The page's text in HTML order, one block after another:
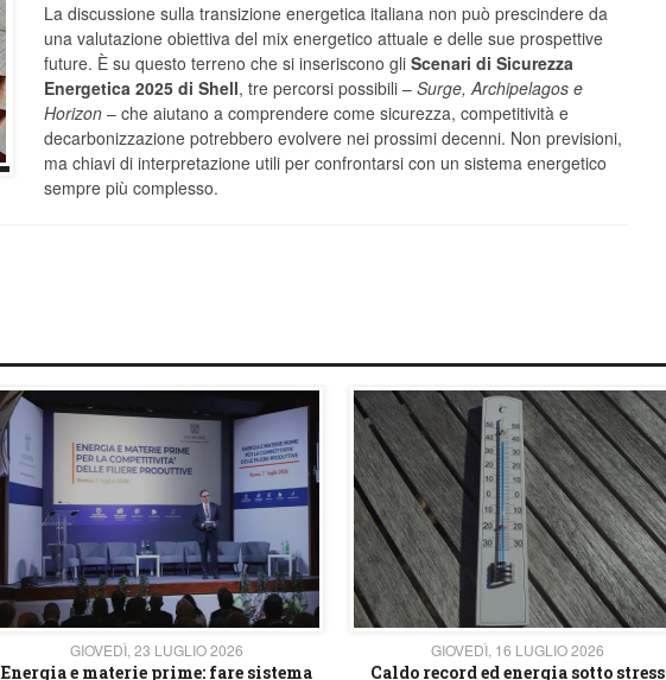
La discussione sulla transizione energetica italiana non può prescindere da
una valutazione obiettiva del mix energetico attuale e delle sue prospettive
future. È su questo terreno che si inseriscono gli Scenari di Sicurezza
Energetica 2025 di Shell, tre percorsi possibili – Surge, Archipelagos e
Horizon– che aiutano a comprendere come sicurezza, competitività e
decarbonizzazione potrebbero evolvere nei prossimi decenni. Non previsioni,
ma chiavi di interpretazione utili per confrontarsi con un sistema energetico
sempre più complesso.
GIOVEDÌ, 23 LUGLIO 2026
Energia e materie prime: fare sistema
GIOVEDÌ, 16 LUGLIO 2026
Caldo record ed energia sotto stress